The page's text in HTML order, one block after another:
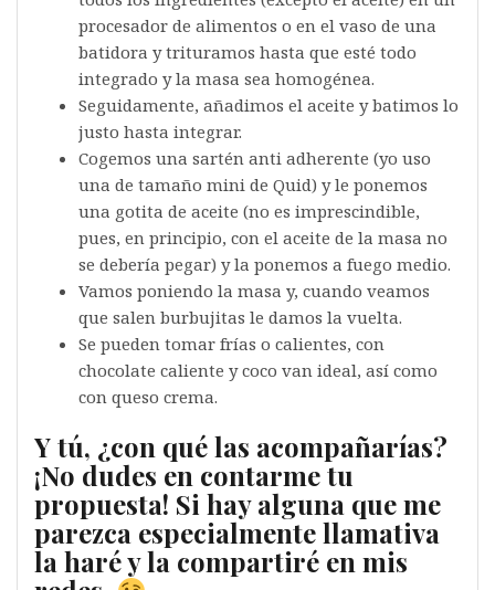
procesador de alimentos o en el vaso de una
batidora y trituramos hasta que esté todo
integrado y la masa sea homogénea.
Seguidamente, añadimos el aceite y batimos lo
justo hasta integrar.
Cogemos una sartén anti adherente (yo uso
una de tamaño mini de Quid) y le ponemos
una gotita de aceite (no es imprescindible,
pues, en principio, con el aceite de la masa no
se debería pegar) y la ponemos a fuego medio.
Vamos poniendo la masa y, cuando veamos
que salen burbujitas le damos la vuelta.
Se pueden tomar frías o calientes, con
chocolate caliente y coco van ideal, así como
con queso crema.
Y tú, ¿con qué las acompañarías?
¡No dudes en contarme tu
propuesta! Si hay alguna que me
parezca especialmente llamativa
la haré y la compartiré en mis